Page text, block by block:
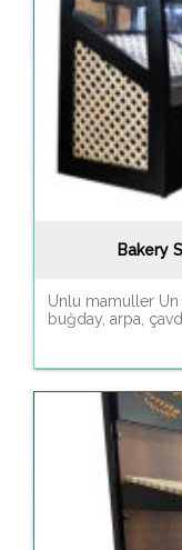
Bakery
Unlu mamuller
buğday, arpa,